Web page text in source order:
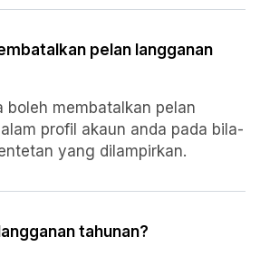
naik Arkib Twitter anda
jumlah tweet dan suka
kira berapa umur. Selain itu,
anda menyediakan
Ini boleh memadamkan
automatik, jadi anda tidak
secara manual,
pelan langganan
boleh membatalkan pelan
profil akaun anda pada bila-
yang dilampirkan.
tahunan?